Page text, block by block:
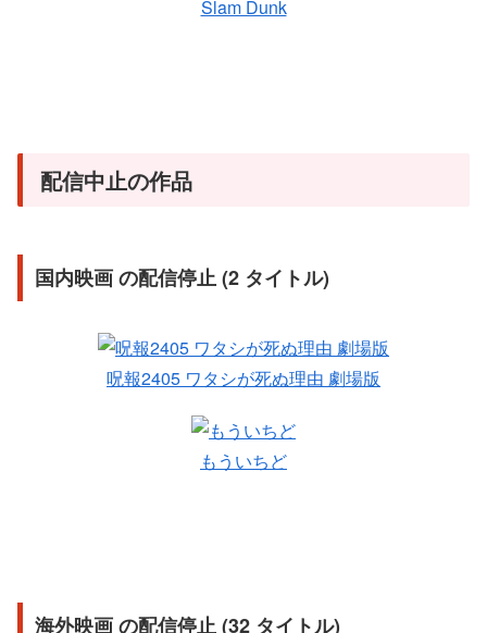
Slam Dunk
配信中止の作品
国内映画 の配信停止 (2 タイトル)
呪報2405 ワタシが死ぬ理由 劇場版
もういちど
海外映画 の配信停止 (32 タイトル)